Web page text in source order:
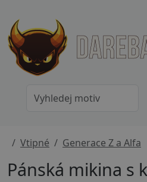
Vtipné Generace Z a Alfa
Pánská mikina s